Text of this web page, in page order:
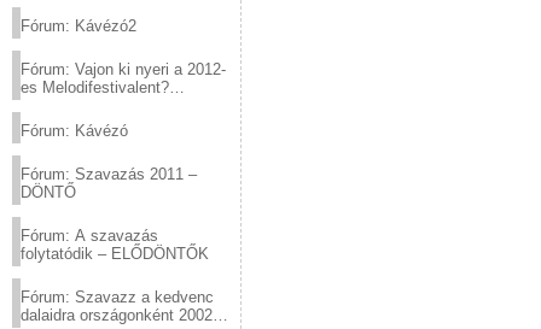
Fórum: Kávézó2
Fórum: Vajon ki nyeri a 2012-
es Melodifestivalent?
Fórum: Kávézó
Fórum: Szavazás 2011 –
DÖNTŐ
Fórum: A szavazás
folytatódik – ELŐDÖNTŐK
Fórum: Szavazz a kedvenc
dalaidra országonként 2002